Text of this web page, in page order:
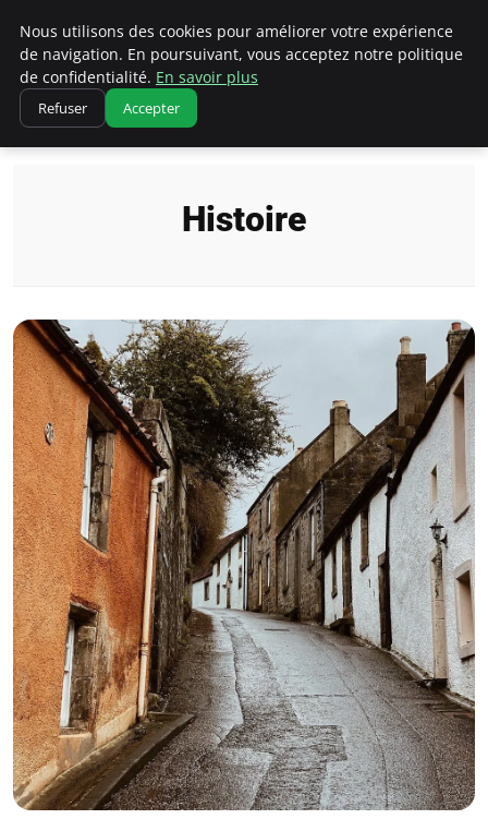
Correze Co
Accueil Histoire
Histoire
Nous utilisons des cookies pour améliorer votre expérience
de navigation. En poursuivant, vous acceptez notre politique
de confidentialité. En savoir plus
Refuser Accepter